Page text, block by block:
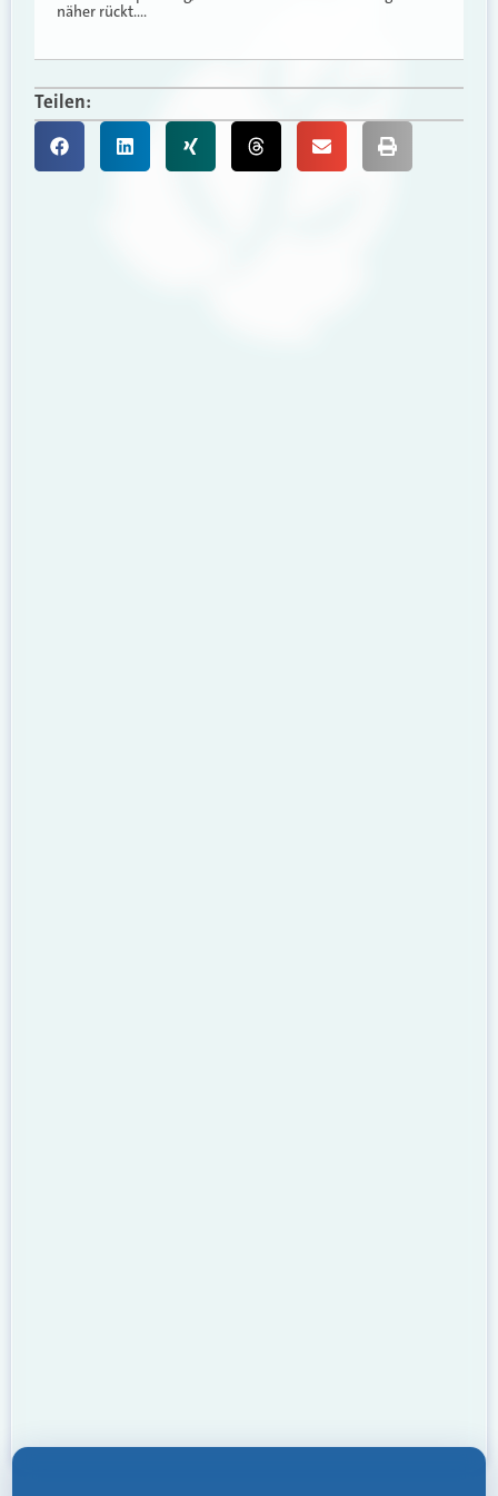
näher rückt.…
Teilen: